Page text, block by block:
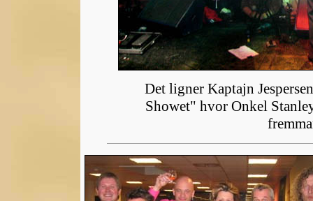
Det ligner Kaptajn
Showet" hvor Onkel